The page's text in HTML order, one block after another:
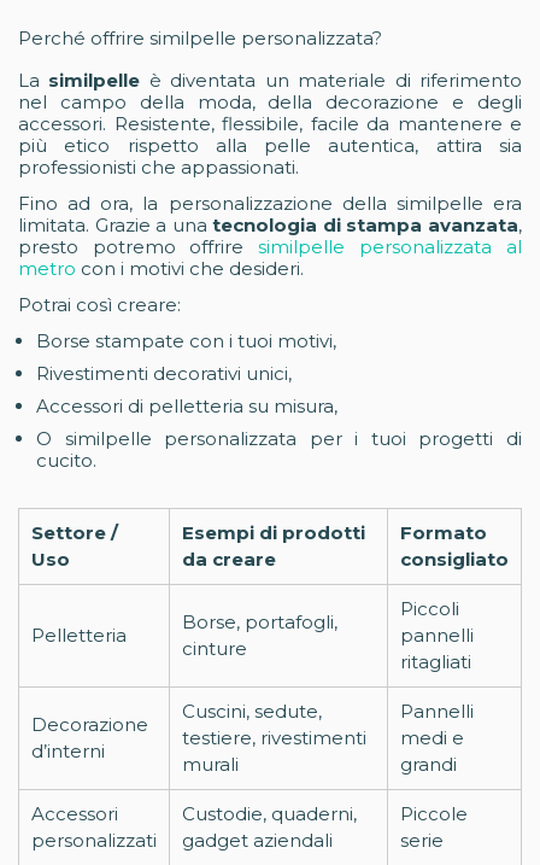
Perché offrire similpelle personalizzata?
La similpelle è diventata un materiale di riferimento
nel campo della moda, della decorazione e degli
accessori. Resistente, flessibile, facile da mantenere e
più etico rispetto alla pelle autentica, attira sia
professionisti che appassionati.
Fino ad ora, la personalizzazione della similpelle era
limitata. Grazie a una tecnologia di stampa avanzata,
presto potremo offrire similpelle personalizzata al
metro con i motivi che desideri.
Potrai così creare:
Borse stampate con i tuoi motivi,
Rivestimenti decorativi unici,
Accessori di pelletteria su misura,
O similpelle personalizzata per i tuoi progetti di
cucito.
Settore /
Uso
Esempi di prodotti
da creare
Formato
consigliato
Pelletteria
Borse, portafogli,
cinture
Piccoli
pannelli
ritagliati
Decorazione
d’interni
Cuscini, sedute,
testiere, rivestimenti
murali
Pannelli
medi e
grandi
Accessori
personalizzati
Custodie, quaderni,
gadget aziendali
Piccole
serie